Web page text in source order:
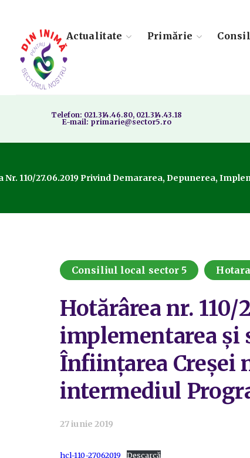
Actualitate Primărie
Telefon: 021.314.46.80, 021.314.43.18
E-mail: primarie@sector5.ro
Nr. 110/27.06.2019 Privind Demararea, Depunerea,
Consiliul local sector 5
Hotărârea nr. 110/
implementarea și
Înființarea Creșei
intermediul
27 iunie 2019
hcl-110-27062019 Descarcă